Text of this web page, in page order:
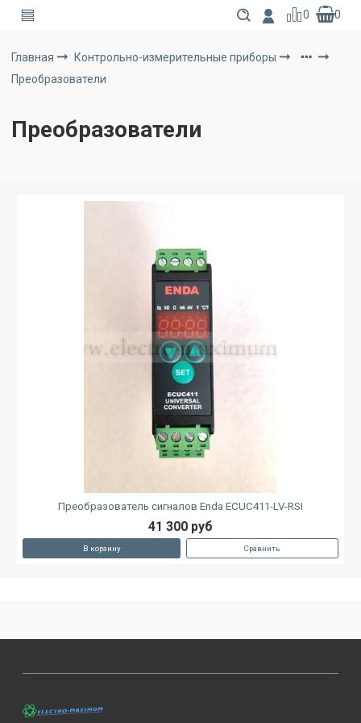
0 0
Главная
Контрольно-измерительные приборы
Преобразователи
Преобразователи
Преобразователь сигналов Enda ECUC411-LV-RSI
41 300 руб
В корзину Сравнить